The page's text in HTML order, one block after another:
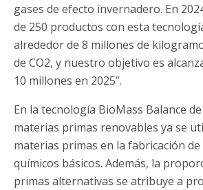
gases de efecto invernadero. En
de 250 productos con esta
alrededor de 8 millones de
de CO2, y nuestro objetivo es
10 millones en 2025”.
En la tecnología BioMass Balance de
materias primas renovables ya se
materias primas en la fabricación
químicos básicos. Además, la
primas alternativas se atribuye a